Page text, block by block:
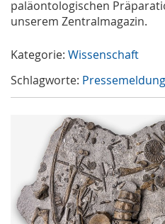
paläontologischen
unserem Zentralmagazin.
Kategorie: Wissenschaft
Schlagworte: Pressemeldung